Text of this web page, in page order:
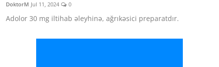
DoktorM Jul 11, 2024 0
Adolor 30 mg iltihab əleyhinə, ağrıkəsici preparatdır.